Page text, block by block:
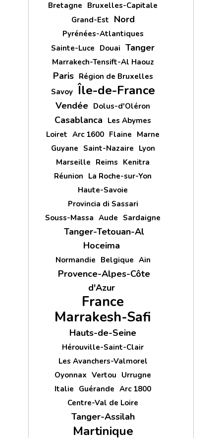
Bretagne Bruxelles-Capitale
Grand-Est Nord
Pyrénées-Atlantiques
Sainte-Luce Douai Tanger
Marrakech-Tensift-Al Haouz
Paris Région de Bruxelles
Savoy Île-de-France
Vendée Dolus-d'Oléron
Casablanca Les Abymes
Loiret Arc 1600 Flaine Marne
Guyane Saint-Nazaire Lyon
Marseille Reims Kenitra
Réunion La Roche-sur-Yon
Haute-Savoie
Provincia di Sassari
Souss-Massa Aude Sardaigne
Tanger-Tetouan-Al
Hoceima
Normandie Belgique Ain
Provence-Alpes-Côte
d'Azur
France
Marrakesh-Safi
Hauts-de-Seine
Hérouville-Saint-Clair
Les Avanchers-Valmorel
Oyonnax Vertou Urrugne
Italie Guérande Arc 1800
Centre-Val de Loire
Tanger-Assilah
Martinique